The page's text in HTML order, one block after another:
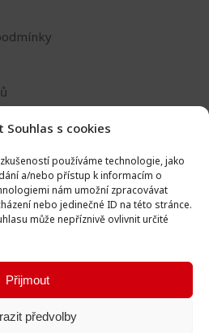
Souhlas s cookies
používáme technologie, jako
a/nebo přístup k informacím o
nám umožní zpracovávat
nebo jedinečné ID na této stránce.
může nepříznivě ovlivnit určité
Přijmout
předvolby
smlouvy
© Igor Vlk - soukromá firma 2016 -